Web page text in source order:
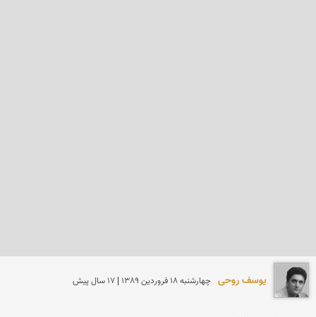
یوسف روحی چهارشنبه 18 فروردين 1389 | 17 سال پیش